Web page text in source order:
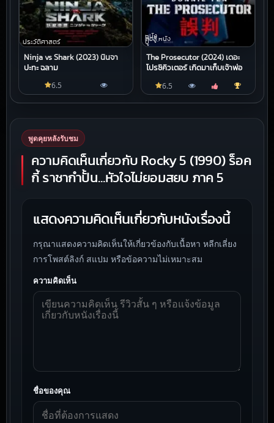
ประวัติศาสตร์
Ninja vs Shark (2023) นินจา
ปะทะ ฉลาม
6.5
หนัง
ต่อสู้,หนัง
บู๊
The Prosecutor (2024) เดอะ
โปรซิคิวเตอร์ เกิดมาเก็บเจ้าพ่อ
6.5
พูดคุยหลังรับชม
ความคิดเห็นเกี่ยวกับ Rocky 5 (1990) ร็อค
กี้ ราชากำปั้น…หัวใจไม่ยอมสยบ ภาค 5
แสดงความคิดเห็นเกี่ยวกับหนังเรื่องนี้
กรุณาแสดงความคิดเห็นให้เกี่ยวข้องกับเนื้อหา หลีกเลี่ยง
การโพสต์ลิงก์ สแปม หรือข้อความไม่เหมาะสม
ความคิดเห็น
ชื่อของคุณ